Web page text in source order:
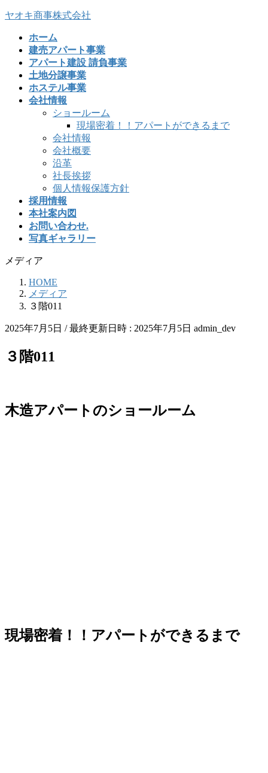
コ
ナ
ヤオキ商事株式会社
ホーム
建売アパート事業
アパート建設 請負事業
土地分譲事業
ホステル事業
会社情報
ショールーム
現場密着！！アパートができるまで
会社情報
会社概要
沿革
社長挨拶
個人情報保護方針
採用情報
本社案内図
お問い合わせ.
写真ギャラリー
メディア
HOME
メディア
３階011
2025年7月5日 / 最終更新日時 : 2025年7月5日 admin_dev
３階011
木造アパートのショールーム
現場密着！！アパートができるまで